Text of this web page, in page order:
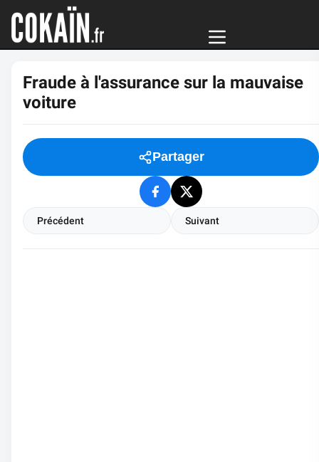
Fraude à l'assurance sur la mauvaise
voiture
Partager
Précédent Suivant